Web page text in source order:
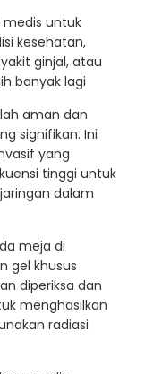
medis untuk
kesehatan,
ginjal, atau
banyak lagi
aman dan
signifikan. Ini
yang
tinggi untuk
dalam
meja di
gel khusus
diperiksa dan
menghasilkan
radiasi